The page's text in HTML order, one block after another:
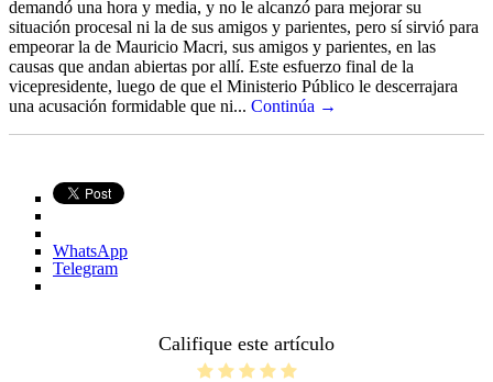
demandó una hora y media, y no le alcanzó para mejorar su
situación procesal ni la de sus amigos y parientes, pero sí sirvió para
empeorar la de Mauricio Macri, sus amigos y parientes, en las
causas que andan abiertas por allí. Este esfuerzo final de la
vicepresidente, luego de que el Ministerio Público le descerrajara
una acusación formidable que ni... Continúa →
WhatsApp
Telegram
Califique este artículo